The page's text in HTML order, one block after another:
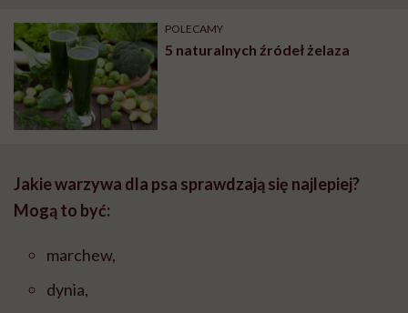
POLECAMY
5 naturalnych źródeł żelaza
Jakie warzywa dla psa sprawdzają się najlepiej?
Mogą to być:
marchew,
dynia,